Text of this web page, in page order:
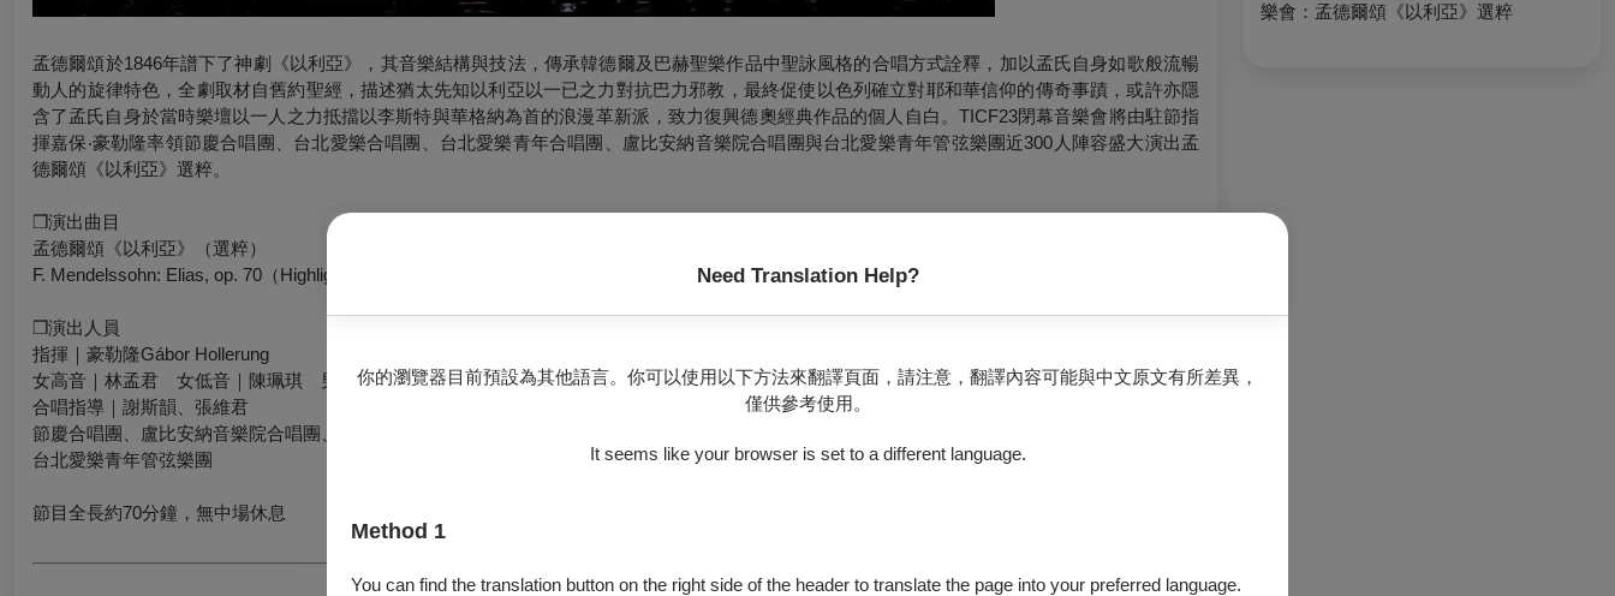
Need Translation Help?
你的瀏覽器目前預設為其他語言。你可以使用以下方法來翻譯頁面，請注意，翻譯內容可能與中文原文有所差異，
僅供參考使用。
It seems like your browser is set to a different language.
Method 1
You can find the translation button on the right side of the header to translate the page into your preferred language.
孟德爾頌於1846年譜下了神劇《以利亞》，其音樂結構與技法，傳承韓德爾及巴赫聖樂作品中聖詠風格的合唱方式詮釋，加以孟氏自身如歌般流暢
動人的旋律特色，全劇取材自舊約聖經，描述猶太先知以利亞以一已之力對抗巴力邪教，最終促使以色列確立對耶和華信仰的傳奇事蹟，或許亦隱
含了孟氏自身於當時樂壇以一人之力抵擋以李斯特與華格納為首的浪漫革新派，致力復興德奧經典作品的個人自白。TICF23閉幕音樂會將由駐節指
揮嘉保‧豪勒隆率領節慶合唱團、台北愛樂合唱團、台北愛樂青年合唱團、盧比安納音樂院合唱團與台北愛樂青年管弦樂團近300人陣容盛大演出孟
德爾頌《以利亞》選粹。
❒演出曲目
孟德爾頌《以利亞》（選粹）
F. Mendelssohn: Elias, op. 70（Highlights）
❒演出人員
指揮｜豪勒隆Gábor Hollerung
女高音｜林孟君 女低音｜陳珮琪 男高音｜李世釗 男中音｜趙方豪
合唱指導｜謝斯韻、張維君
節慶合唱團、盧比安納音樂院合唱團、台北愛樂青年合唱團、台北愛樂合唱團
台北愛樂青年管弦樂團
節目全長約70分鐘，無中場休息
樂會：孟德爾頌《以利亞》選粹